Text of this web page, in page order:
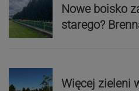
Nowe boisko
starego?
Więcej zieleni